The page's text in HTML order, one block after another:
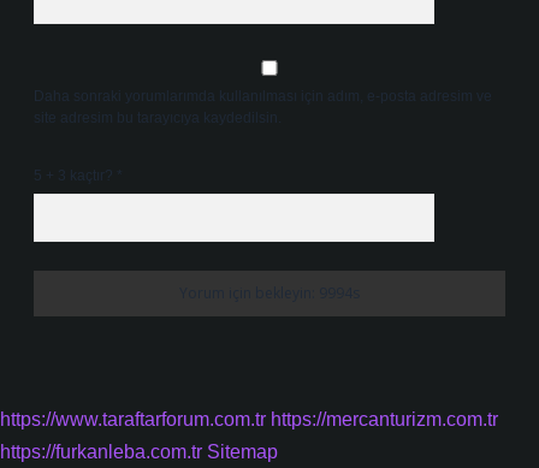
Daha sonraki yorumlarımda kullanılması için adım, e-posta adresim ve
site adresim bu tarayıcıya kaydedilsin.
5 + 3 kaçtır?
https://www.taraftarforum.com.tr https://mercanturizm.com.tr
https://furkanleba.com.tr Sitemap